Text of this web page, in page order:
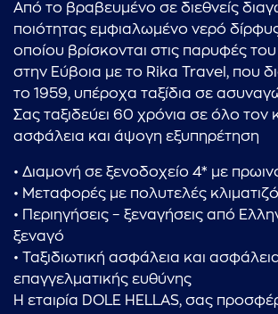
Από το βραβευμένο σε διεθνείς
ποιότητας εμφιαλωμένο νερό
οποίου βρίσκονται στις παρυφές
στην Εύβοια με το Rika Travel, που
το 1959, υπέροχα ταξίδια σε
Σας ταξιδεύει 60 χρόνια σε όλο τον
ασφάλεια και άψογη εξυπηρέτηση
• Διαμονή σε ξενοδοχείο 4* με
• Μεταφορές με πολυτελές
• Περιηγήσεις – ξεναγήσεις από
ξεναγό
• Ταξιδιωτική ασφάλεια και
επαγγελματικής ευθύνης
Η εταιρία DOLE HELLAS, σας